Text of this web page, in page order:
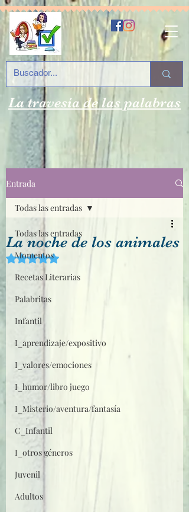
La travesía de las palabras
Entrada
Todas las entradas
Momentos
Recetas Literarias
Palabritas
Infantil
I_aprendizaje/expositivo
I_valores/emociones
I_humor/libro juego
I_Misterio/aventura/fantasía
C_Infantil
I_otros géneros
Juvenil
Adultos
Todas las entradas
La noche de los animales
Obtuvo NaN de 5 estrellas.